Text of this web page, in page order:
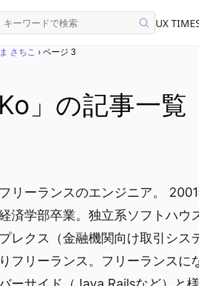
UX
さちこ › ページ 3
」の記事一覧
フリーランスのエンジニア。
済学部卒業。独立系ソフトハウ
プレクス（金融機関向け取引シス
りフリーランス。フリーランス